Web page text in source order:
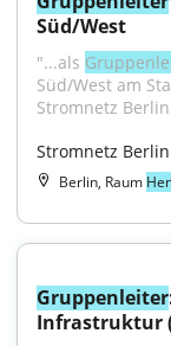
Süd/West
"...als
Süd/West am
Stromnetz
Stromnetz
Berlin, Raum
Gruppenleiter
Infrastruktur